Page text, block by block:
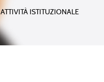
ATTIVITÀ ISTITUZIONALE